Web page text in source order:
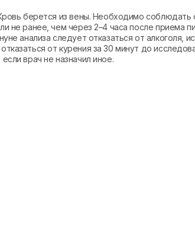
берется из вены. Необходимо
не ранее, чем через 2–4 часа после приема
анализа следует отказаться от алкоголя,
от курения за 30 минут до
врач не назначил иное.